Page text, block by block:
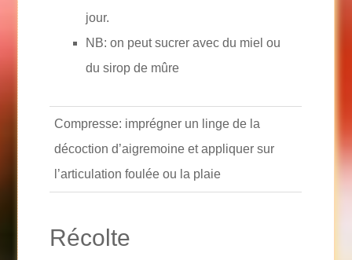
jour.
NB: on peut sucrer avec du miel ou
du sirop de mûre
Compresse: imprégner un linge de la
décoction d’aigremoine et appliquer sur
l’articulation foulée ou la plaie
Récolte